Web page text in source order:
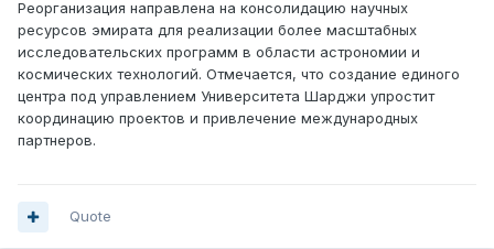
Реорганизация направлена на консолидацию научных
ресурсов эмирата для реализации более масштабных
исследовательских программ в области астрономии и
космических технологий. Отмечается, что создание единого
центра под управлением Университета Шарджи упростит
координацию проектов и привлечение международных
партнеров.
Quote